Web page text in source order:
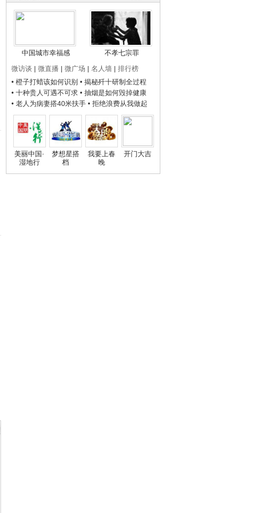
中国城市幸福感
不孝七宗罪
微访谈 | 微直播 | 微广场 | 名人墙 | 排行榜
• 橙子打蜡该如何识别 • 揭秘歼十研制全过程
• 十种贵人可遇不可求 • 抽烟是如何毁掉健康
• 老人为病妻搭40米扶手 • 拒绝浪费从我做起
美丽中国·
湿地行
梦想星搭
档
我要上春
晚
开门大吉